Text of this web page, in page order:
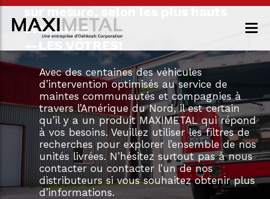
sur mesure, selon les plus hauts
standards
Avec des centaines des véhicules
d’intervention optimisés au service de
maintes communautés et compagnies à
travers l’Amérique du Nord, il est certain
qu’il y a un produit MAXIMETAL qui répond
à vos besoins. Veuillez utiliser les filtres de
recherches pour explorer l’ensemble de nos
unités livrées. N’hésitez surtout pas à nous
contacter ou contacter l’un de nos
distributeurs si vous souhaitez obtenir plus
d’informations.